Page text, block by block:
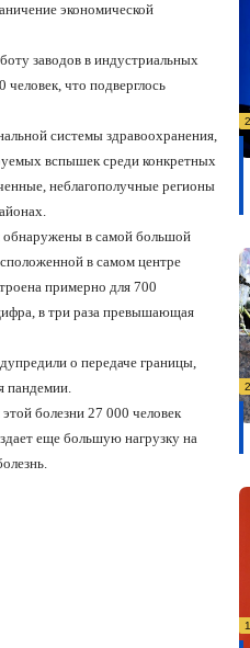
экономической
заводов в индустриальных
человек, что подверглось
системы здравоохранения,
вспышек среди конкретных
неблагополучные регионы
в самой большой
в самом центре
примерно для 700
в три раза превышающая
о передаче границы,
пандемии.
болезни 27 000 человек
еще большую нагрузку на